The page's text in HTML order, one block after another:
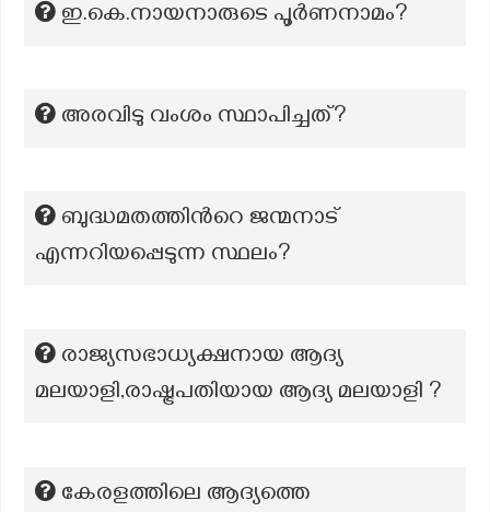
ഇ.കെ.നായനാരുടെ പൂർണനാമം?
അരവിടു വംശം സ്ഥാപിച്ചത്?
ബുദ്ധമതത്തിന്‍റെ ജന്മനാട്
എന്നറിയപ്പെടുന്ന സ്ഥലം?
രാജ്യസഭാധ്യക്ഷനായ ആദ്യ
മലയാളി,രാഷ്ട്രപതിയായ ആദ്യ മലയാളി ?
കേരളത്തിലെ ആദ്യത്തെ